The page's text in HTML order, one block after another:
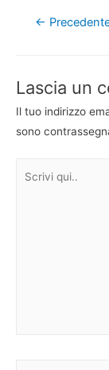
←
Lascia un
Il tuo indirizzo
sono